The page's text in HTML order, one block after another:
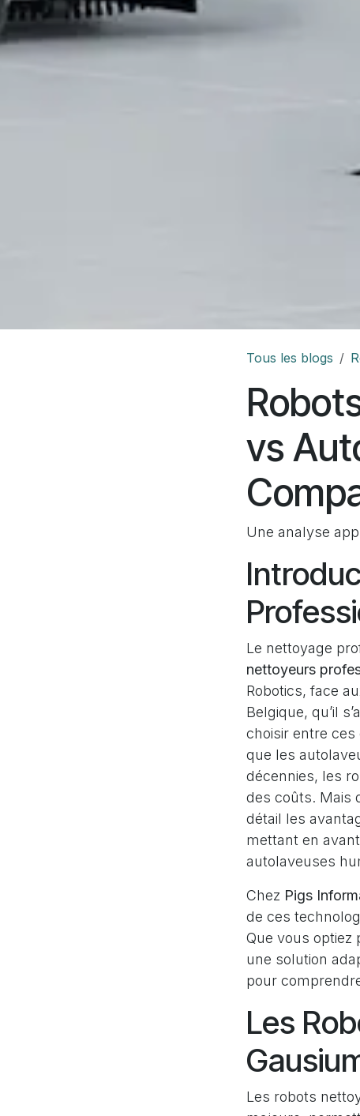
Tous les blogs
vs
Une analyse
Le nettoyage
nettoyeurs
Robotics, face
Belgique, qu’il
choisir entre
que les
décennies, les
des coûts. Mais
détail les
mettant en
autolaveuses
Chez Pigs
de ces
Que vous optiez
une solution
pour
Les
Les robots